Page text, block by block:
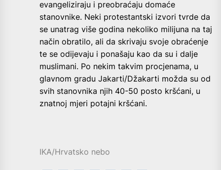
evangeliziraju i preobraćaju domaće
stanovnike. Neki protestantski izvori tvrde da
se unatrag više godina nekoliko milijuna na taj
način obratilo, ali da skrivaju svoje obraćenje
te se odijevaju i ponašaju kao da su i dalje
muslimani. Po nekim takvim procjenama, u
glavnom gradu Jakarti/Džakarti možda su od
svih stanovnika njih 40-50 posto kršćani, u
znatnoj mjeri potajni kršćani.
IKA/Hrvatsko nebo